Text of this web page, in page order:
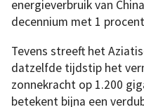
energieverbruik van
decennium met 1
Tevens streeft het
datzelfde tijdstip het
zonnekracht op 1.200
betekent bijna een